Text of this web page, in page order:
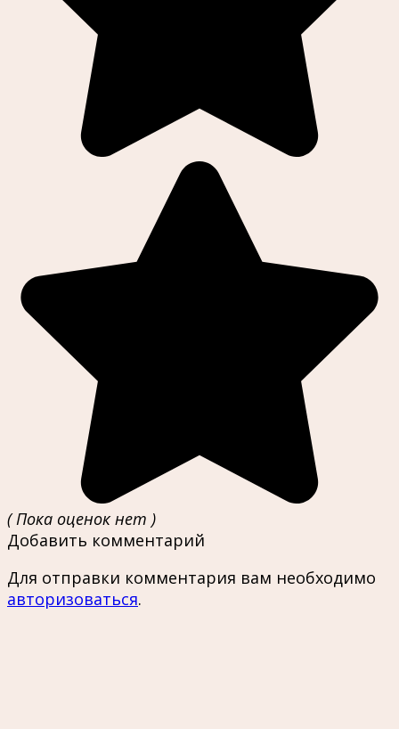
( Пока оценок нет )
Добавить комментарий
Для отправки комментария вам необходимо
авторизоваться.